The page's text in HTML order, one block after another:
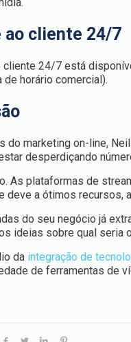
ao cliente 24/7
cliente 24/7 está
horário comercial).
do marketing on-line,
desperdiçando
As plataformas de
deve a ótimos recursos,
do seu negócio já
ideias sobre qual seria
da integração de
de ferramentas de